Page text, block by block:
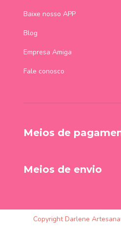
Baixe nosso APP
Blog
Empresa Amiga
Fale conosco
Meios de
Meios de envio
Copyright Darlene